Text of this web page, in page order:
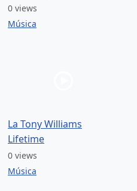
0 views
Música
La Tony Williams
Lifetime
0 views
Música